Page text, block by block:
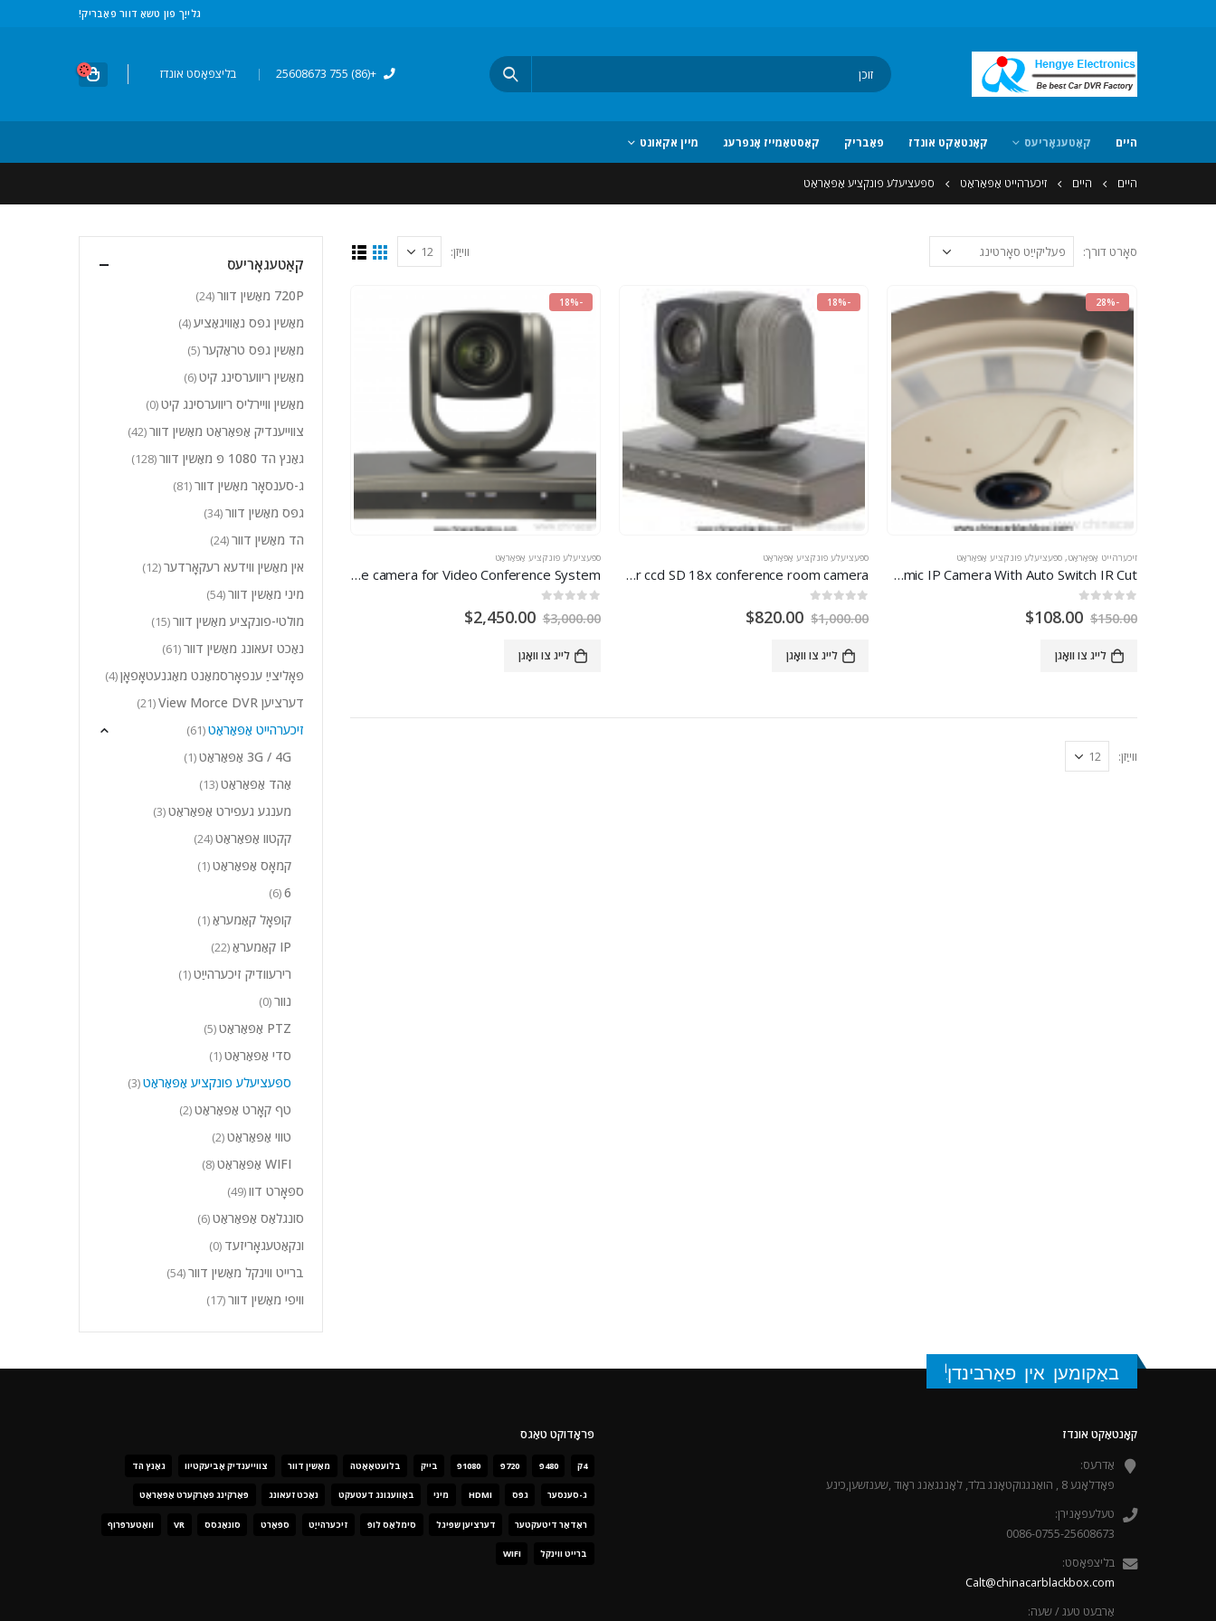
גלייַך פון טשאַ דוור פאַבריק!
+(86) 755 25608673
| בליצפּאָסט אונדז
היים קאַטעגאָריעס קאָנטאַקט אונדז פאַבריק קאַסטאַמייז אָנפרעג מיין אקאונט
היים היים זיכערהייט אַפּאַראַט ספּעציעלע פונקציע אַפּאַראַט
סאָרט דורך: ווייַזן:
-28%
זיכערהייט אַפּאַראַט, ספּעציעלע פונקציע אַפּאַראַט
CMOS 1.3MP 960P360 Degree Fisheye Panoramic IP Camera With Auto Switch IR Cut
$150.00
$108.00
לייג צו וואָגן
-18%
ספּעציעלע פונקציע אַפּאַראַט
Digital color ccd SD 18x conference room camera
$1,000.00
$820.00
לייג צו וואָגן
-18%
ספּעציעלע פונקציע אַפּאַראַט
Full HD 4K video conference camera for Video Conference System
$3,000.00
$2,450.00
לייג צו וואָגן
ווייַזן:
קאַטעגאָריעס
720P מאַשין דוור (24)
מאַשין גפּס נאַוויגאַציע(4)
מאַשין גפּס טראַקער(5)
מאַשין ריווערסינג קיט(6)
מאַשין וויירליס ריווערסינג קיט(0)
צווייענדיק אַפּאַראַט מאַשין דוור(42)
גאַנץ הד 1080 פּ מאַשין דוור (128)
ג-סענסאָר מאַשין דוור(81)
גפּס מאַשין דוור(34)
הד מאַשין דוור(24)
אין מאַשין ווידעא רעקאָרדער(12)
מיני מאַשין דוור(54)
מולטי-פונקציע מאַשין דוור(15)
נאַכט זעאונג מאַשין דוור(61)
פּאָליצייַ ענפאָרסמאַנט מאַגנעטאָפאָן(4)
דערציען View Morce DVR (21)
זיכערהייט אַפּאַראַט(61)
3G / 4G אַפּאַראַט (1)
אַהד אַפּאַראַט(13)
מענגע געפירט אַפּאַראַט(3)
קקטוו אַפּאַראַט(24)
קמאָס אַפּאַראַט(1)
6
(6)
קופּאָל קאַמעראַ(1)
IP קאַמעראַ (22)
רירעוודיק זיכערהייַט(1)
נוור(0)
PTZ אַפּאַראַט (5)
סדי אַפּאַראַט(1)
ספּעציעלע פונקציע אַפּאַראַט(3)
טף קאָרט אַפּאַראַט(2)
טווי אַפּאַראַט(2)
WIFI אַפּאַראַט (8)
ספּאָרט דוו(49)
סונגלאַס אַפּאַראַט(6)
ונקאַטעגאָריזעד (0)
ברייט ווינקל מאַשין דוור(54)
וויפי מאַשין דוור(17)
באַקומען אין פאַרבינדן!
קאָנטאַקט אונדז
אַדרעס:
פּאָדלאָגע 8 , הואַנגגוקטאָנג בלד, לאָנגגאַנג ראָוד ,שענזשען,כינע
טעלעפאָנירן:
0086-0755-25608673
בליצפּאָסט:
Calt@chinacarblackbox.com
אַרבעט טעג / שעה:
פּראָדוקט טאַגס
4ק 480פּ 720פּ 1080פּ בייק בלועטאָאָטה מאַשין דוור צווייענדיק אָביעקטיוו גאַנץ הד
ג-סענסער גפּס HDMI מיני באַוועגונג דעטעקט נאַכט זעאונג פּאַרקינג פאַרקערט אַפּאַראַט
ראַדאַר דיטעקטער דערציען שפּיגל סימלאַס לופּ זיכערהייַט ספּאָרט סונאַגסס VR וואַטערפּרוף
ברייט ווינקל WIFI